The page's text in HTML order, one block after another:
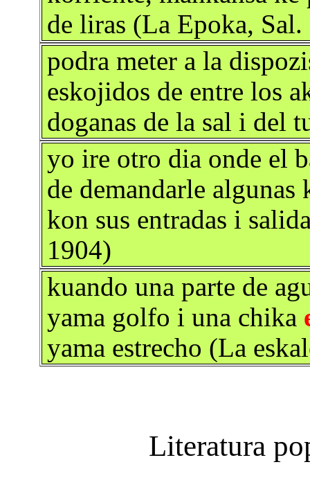
de liras (La Epoka,
podra meter a la
eskojidos de entre los
doganas de la sal i del
yo ire otro dia onde el
de demandarle algunas
kon sus entradas i
1904)
kuando una parte de
yama golfo i una chika
yama estrecho (La